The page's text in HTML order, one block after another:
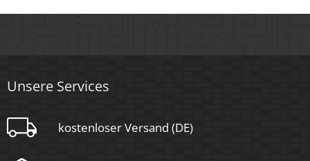
35.000 Std.
Aluminium, Keramik
Unsere Services
kostenloser Versand (DE)